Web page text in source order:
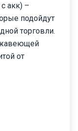
акк) –
подойдут
торговли.
от